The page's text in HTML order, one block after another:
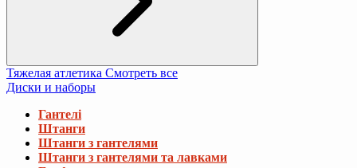
Тяжелая атлетика Смотреть все
Диски и наборы
Гантелі
Штанги
Штанги з гантелями
Штанги з гантелями та лавками